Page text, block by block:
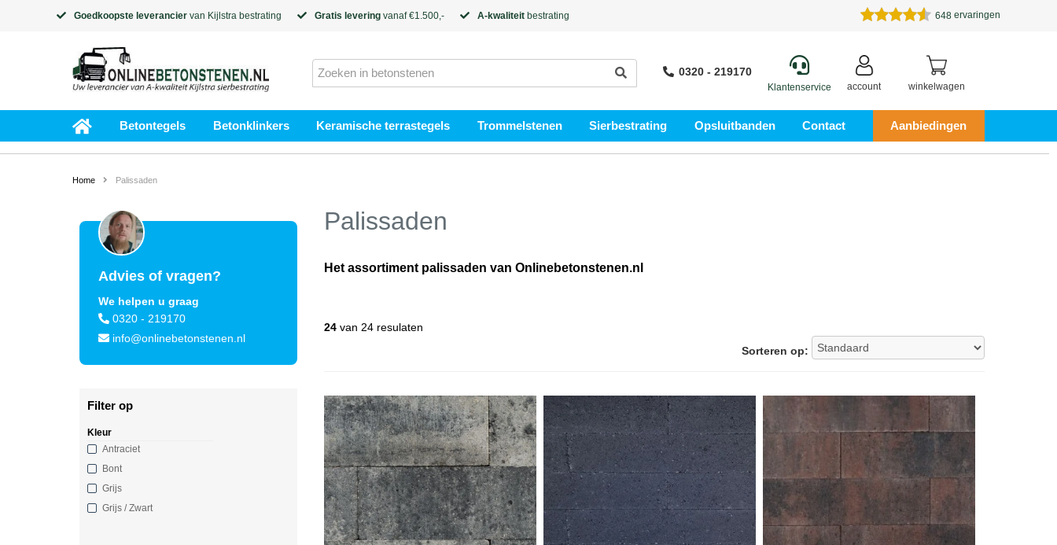
Goedkoopste leverancier van Kijlstra bestrating Gratis levering vanaf €1.500,- A-kwaliteit bestrating 648 ervaringen
0320 - 219170
Klantenservice account winkelwagen
Betontegels Betonklinkers Keramische terrastegels Trommelstenen Sierbestrating Opsluitbanden Contact Aanbiedingen
Home Palissaden
Advies of vragen?
We helpen u graag
0320 - 219170
info@onlinebetonstenen.nl
Filter op
Kleur
Antraciet
Bont
Grijs
Grijs / Zwart
Palissaden
Het assortiment palissaden van Onlinebetonstenen.nl
24van 24 resulaten
Sorteren op: